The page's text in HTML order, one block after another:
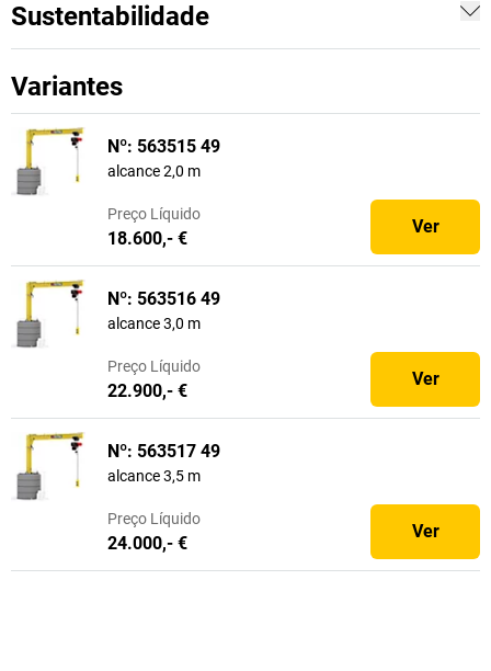
Sustentabilidade
Variantes
Nº: 563515 49
alcance 2,0 m
Preço Líquido
18.600,- €
Ver
Nº: 563516 49
alcance 3,0 m
Preço Líquido
22.900,- €
Ver
Nº: 563517 49
alcance 3,5 m
Preço Líquido
24.000,- €
Ver